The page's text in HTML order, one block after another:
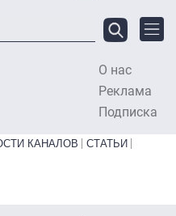
О нас
Реклама
Подписка
КАНАЛОВ
СТАТЬИ